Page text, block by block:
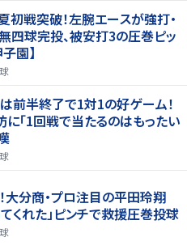
初戦突破！左腕エースが強打・
四球完投、被安打3の圧巻ピッ
園】
前半終了で1対1の好ゲーム！
「1回戦で当たるのはもったい
大分商・プロ注目の平田玲翔
くれた」ピンチで救援圧巻投球